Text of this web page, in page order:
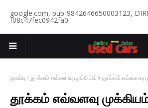
google.com, pub-9842646650003123,
f08c47fec0942fa0
முகப்பு தூக்கம் எவ்வளவு முக்கியம் தூக்கம் எவ்வளவு
தூக்கம் எவ்வளவு